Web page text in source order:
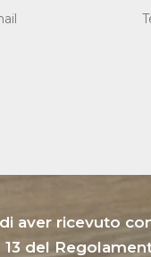
aver ricevuto
13 del